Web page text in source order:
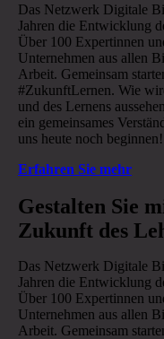
Das Netzwerk Digitale
Jahren die Entwicklung
Über 100 Expertinnen
Unternehmen aus allen
Arbeit. Gemeinsam
#ZukunftLernen. Wie
und des Lernens
ein gemeinsames
uns heute noch beginnen!
Erfahren Sie mehr
Gestalten Sie
Zukunft des
Das Netzwerk Digitale
Jahren die Entwicklung
Über 100 Expertinnen
Unternehmen aus allen
Arbeit. Gemeinsam